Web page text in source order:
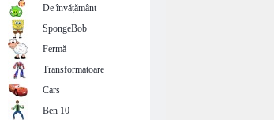
De învățământ
SpongeBob
Fermă
Transformatoare
Cars
Ben 10